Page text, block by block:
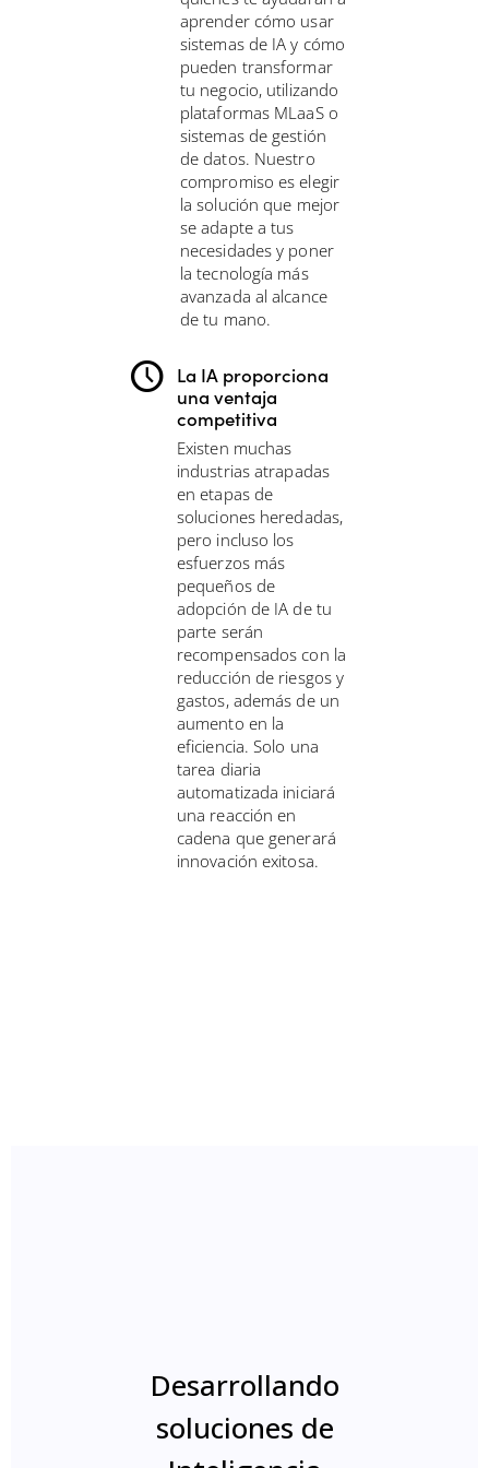
aprender cómo usar
sistemas de IA y cómo
pueden transformar
tu negocio, utilizando
plataformas MLaaS o
sistemas de gestión
de datos. Nuestro
compromiso es elegir
la solución que mejor
se adapte a tus
necesidades y poner
la tecnología más
avanzada al alcance
de tu mano.
La IA proporciona
una ventaja
competitiva
Existen muchas
industrias atrapadas
en etapas de
soluciones heredadas,
pero incluso los
esfuerzos más
pequeños de
adopción de IA de tu
parte serán
recompensados con la
reducción de riesgos y
gastos, además de un
aumento en la
eficiencia. Solo una
tarea diaria
automatizada iniciará
una reacción en
cadena que generará
innovación exitosa.
Desarrollando
soluciones de